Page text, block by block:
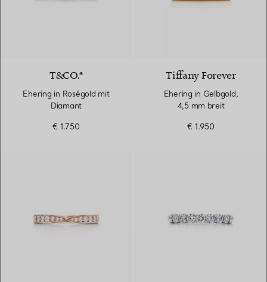
T&CO.®
Ehering in Roségold mit
Diamant
€ 1.750
Tiffany Forever
Ehering in Gelbgold,
4,5 mm breit
€ 1.950